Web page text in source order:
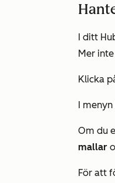
I ditt
Mer
Klicka
I
Om du
mallar
För att